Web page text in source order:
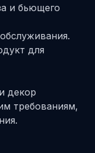
и бьющего
для
декор
требованиям,